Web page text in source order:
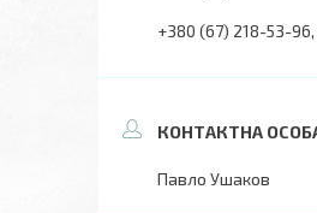
+380 (67) 218-53-96
Павло Ушаков